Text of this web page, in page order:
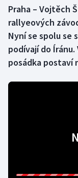
Box
Curling
Praha – Vojtěch
rallyeových
Nyní se spolu se
podívají do
posádka postaví